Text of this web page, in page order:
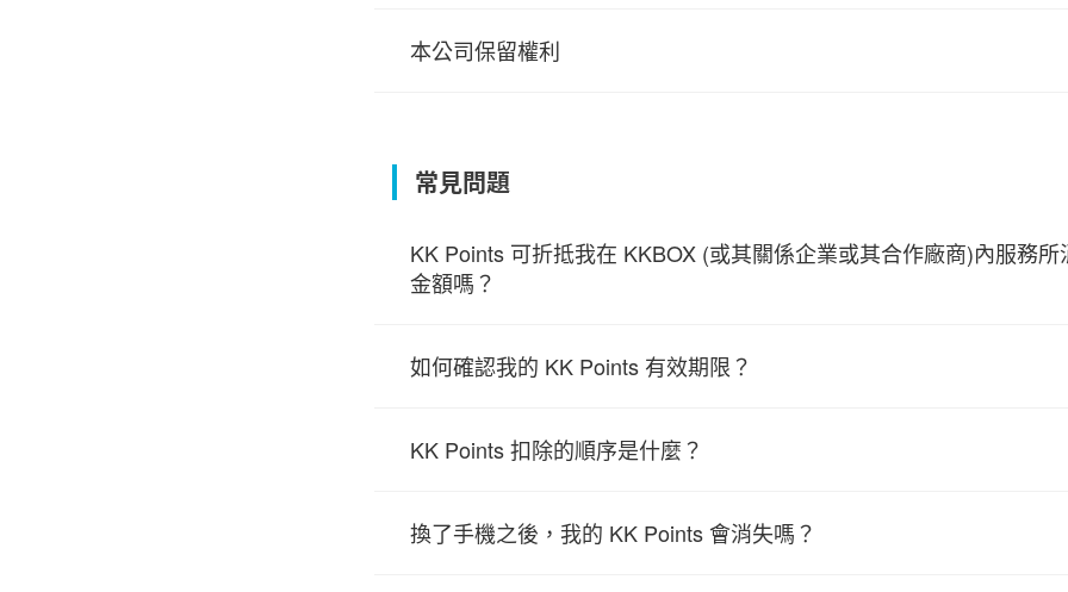
本公司保留權利
常見問題
KK Points 可折抵我在 KKBOX (或其關係企業或其合作廠商)內服務所
金額嗎？
如何確認我的 KK Points 有效期限？
KK Points 扣除的順序是什麼？
換了手機之後，我的 KK Points 會消失嗎？